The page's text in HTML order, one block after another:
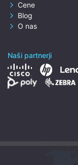
Cene
Blog
O nas
Naši partnerji